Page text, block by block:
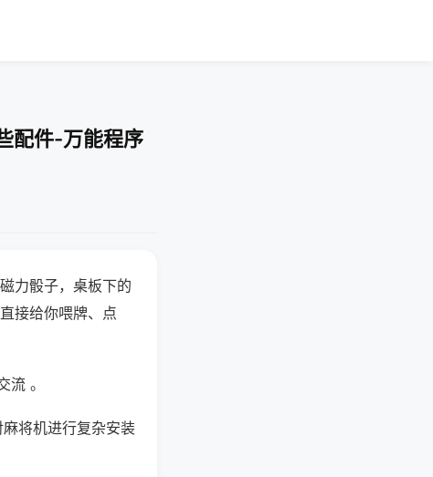
配件-万能程序
力骰子，桌板下的
接给你喂牌、点
。
将机进行复杂安装